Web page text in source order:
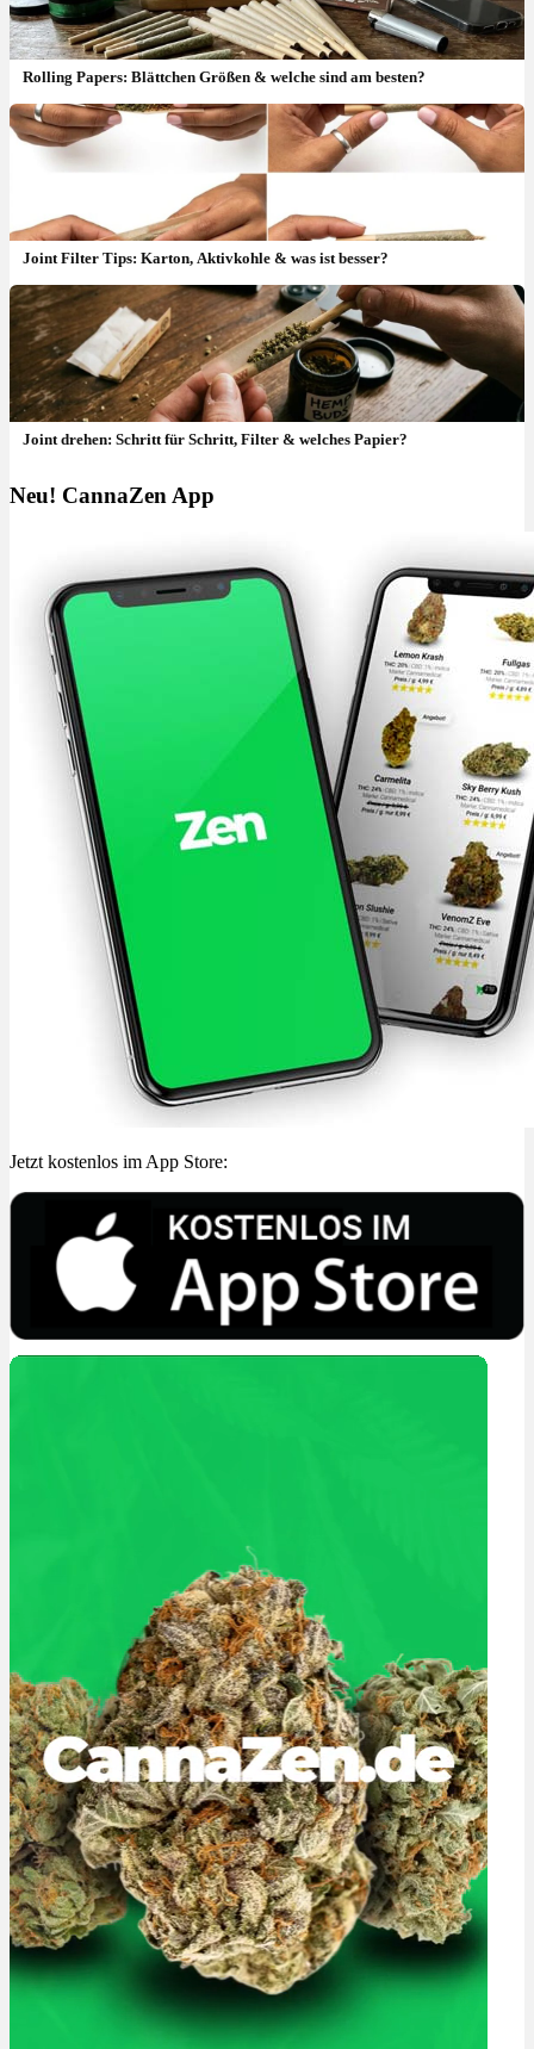
Rolling Papers: Blättchen Größen & welche sind am besten?
Joint Filter Tips: Karton, Aktivkohle & was ist besser?
Joint drehen: Schritt für Schritt, Filter & welches Papier?
Neu! CannaZen App
Jetzt kostenlos im App Store: